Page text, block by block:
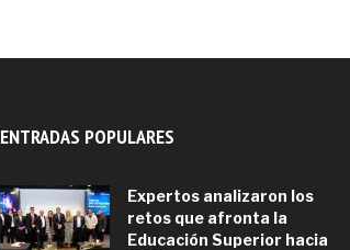
ENTRADAS POPULARES
Expertos analizaron los
retos que afronta la
Educación Superior hacia